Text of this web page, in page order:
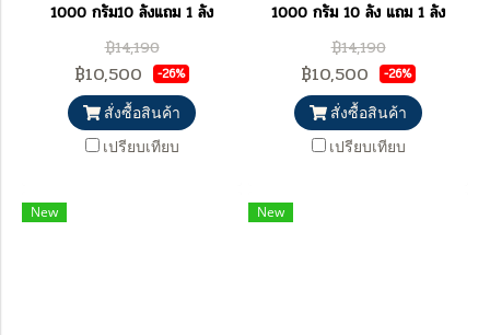
1000 กรัม10 ลังแถม 1 ลัง
฿14,190
฿10,500 -26%
สั่งซื้อสินค้า
เปรียบเทียบ
1000 กรัม 10 ลัง แถม 1 ลัง
฿14,190
฿10,500 -26%
สั่งซื้อสินค้า
เปรียบเทียบ
New New